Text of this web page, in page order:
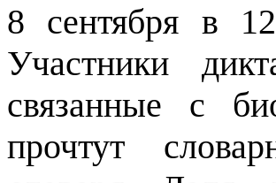
8 сентября в
Участники
связанные с
прочтут